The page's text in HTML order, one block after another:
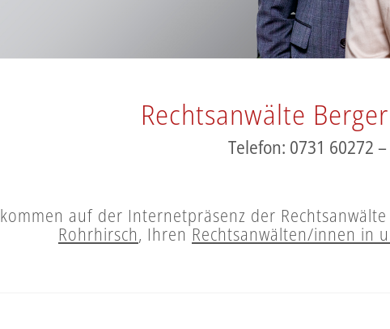
Rechtsanwälte Berger
Telefon: 0731 60272
auf der Internetpräsenz der Rechtsanwälte
Rohrhirsch, IhrenRechtsanwälten/innen in